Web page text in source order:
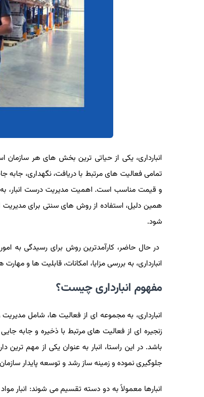
انبارداری، یکی از حیاتی ‌ترین بخش ‌های هر
تمامی فعالیت‌ های مرتبط با دریافت، نگهداری، جابه
و قیمت مناسب است. اهمیت مدیریت درست انبار،
همین دلیل، استفاده از روش‌ های سنتی برای
شود.
در حال حاضر، کارآمدترین روش برای رسیدگی به امور
انبارداری، به بررسی مزایا، امکانات، قابلیت ها و
مفهوم انبارداری چیست؟
انبارداری، به مجموعه ای از فعالیت ‌ها، شامل
زنجیره ‌ای از فعالیت‌ های مرتبط با ذخیره و جابه
‌باشد. در این راستا، انبار به ‌عنوان یکی از مهم
جلوگیری نموده و زمینه‌ ساز رشد و توسعه پایدار
انبارها معمولاً به دو دسته تقسیم می ‌شوند: انبار مواد